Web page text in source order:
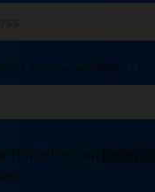
Updates erhalten:
Hinweise zum